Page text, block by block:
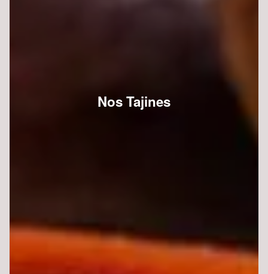
Nos Tajines